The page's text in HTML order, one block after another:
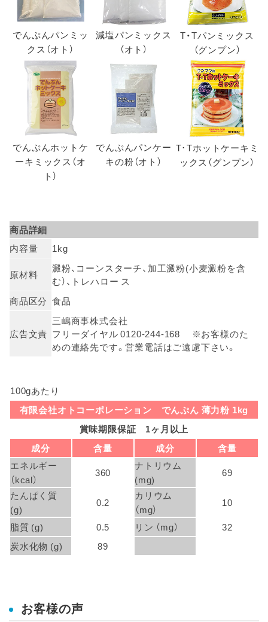
でんぷんパンミッ
クス（オト）
減塩パンミックス
（オト）
T・Tパンミックス
（グンプン）
でんぷんホットケ
ーキミックス（オ
ト）
でんぷんパンケー
キの粉（オト）
T･Tホットケーキミ
ックス（グンプン）
商品詳細
内容量
1kg
原材料
澱粉、コーンスターチ、加工澱粉(小麦澱粉を含
む）、トレハロー ス
商品区分 食品
広告文責
三嶋商事株式会社
フリーダイヤル 0120-244-168 ※お客様のた
めの連絡先です。営業電話はご遠慮下さい。
100gあたり
有限会社オトコーポレーション でんぷん 薄力粉 1kg
賞味期限保証 1ヶ月以上
成分
含量 成分
含量
エネルギー
（kcal）
360
ナトリウム
(mg)
69
たんぱく質
(g)
0.2
カリウム
（mg）
10
脂質 (g)
0.5 リン （mg）
32
炭水化物 (g)
89
お客様の声